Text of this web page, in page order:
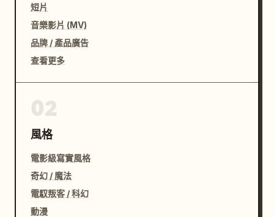
短片
音樂影片 (MV)
品牌 / 產品廣告
查看更多
風格
電影級寫實風格
奇幻 / 魔法
電馭叛客 / 科幻
動漫